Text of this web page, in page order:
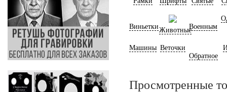
ВиньеткиЖивотныеВоенным
Машины Веточки
Обратное
Просмотренные